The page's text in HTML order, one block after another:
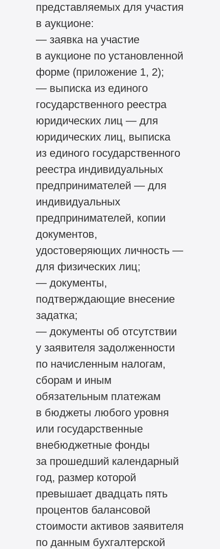
представляемых для участия
в аукционе:
— заявка на участие
в аукционе по установленной
форме (приложение 1, 2);
— выписка из единого
государственного реестра
юридических лиц — для
юридических лиц, выписка
из единого государственного
реестра индивидуальных
предпринимателей — для
индивидуальных
предпринимателей, копии
документов,
удостоверяющих личность —
для физических лиц;
— документы,
подтверждающие внесение
задатка;
— документы об отсутствии
у заявителя задолженности
по начисленным налогам,
сборам и иным
обязательным платежам
в бюджеты любого уровня
или государственные
внебюджетные фонды
за прошедший календарный
год, размер которой
превышает двадцать пять
процентов балансовой
стоимости активов заявителя
по данным бухгалтерской